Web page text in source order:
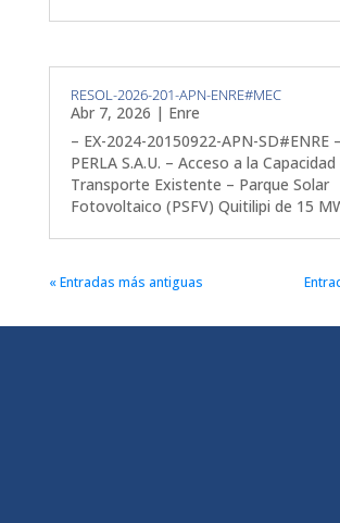
RESOL-2026-201-APN-ENRE#MEC
Abr 7, 2026 | Enre
– EX-2024-20150922-APN-SD#ENRE
PERLA S.A.U. – Acceso a la Capacidad
Transporte Existente – Parque Solar
Fotovoltaico (PSFV) Quitilipi de 15
« Entradas más antiguas